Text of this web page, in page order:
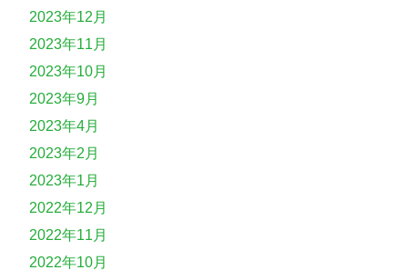
2023年12月
2023年11月
2023年10月
2023年9月
2023年4月
2023年2月
2023年1月
2022年12月
2022年11月
2022年10月